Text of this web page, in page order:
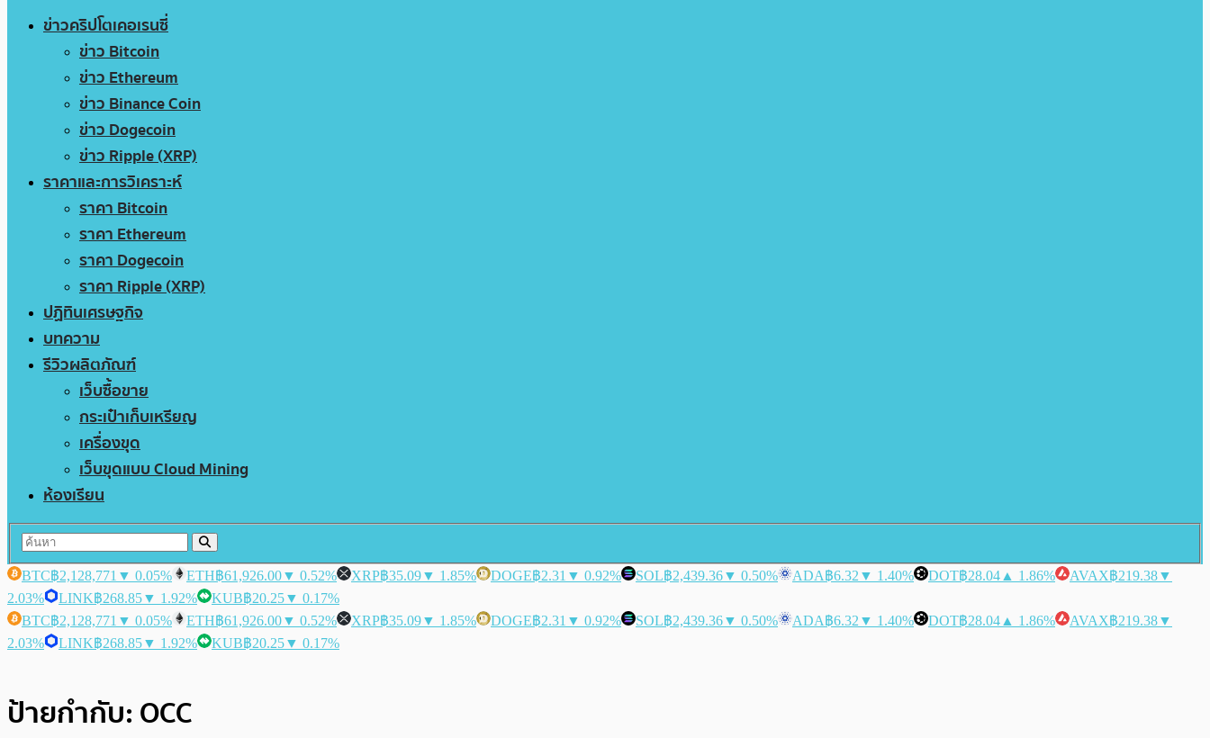
ข่าวคริปโตเคอเรนซี่
ข่าว Bitcoin
ข่าว Ethereum
ข่าว Binance Coin
ข่าว Dogecoin
ข่าว Ripple (XRP)
ราคาและการวิเคราะห์
ราคา Bitcoin
ราคา Ethereum
ราคา Dogecoin
ราคา Ripple (XRP)
ปฏิทินเศรษฐกิจ
บทความ
รีวิวผลิตภัณฑ์
เว็บซื้อขาย
กระเป๋าเก็บเหรียญ
เครื่องขุด
เว็บขุดแบบ Cloud Mining
ห้องเรียน
BTC฿2,128,771 ▼ 0.05% ETH฿61,926.00▼ 0.52% XRP฿35.09▼ 1.85% DOGE฿2.31 ▼ 0.92% SOL฿2,439.36▼ 0.50% ADA฿6.32 ▼ 1.40% DOT฿28.04 ▲ 1.86% AVAX฿219.38▼
2.03%
LINK฿268.85▼ 1.92% KUB฿20.25▼ 0.17%
BTC฿2,128,771 ▼ 0.05% ETH฿61,926.00▼ 0.52% XRP฿35.09▼ 1.85% DOGE฿2.31 ▼ 0.92% SOL฿2,439.36▼ 0.50% ADA฿6.32 ▼ 1.40% DOT฿28.04 ▲ 1.86% AVAX฿219.38▼
2.03%
LINK฿268.85▼ 1.92% KUB฿20.25▼ 0.17%
ป้ายกำกับ: OCC